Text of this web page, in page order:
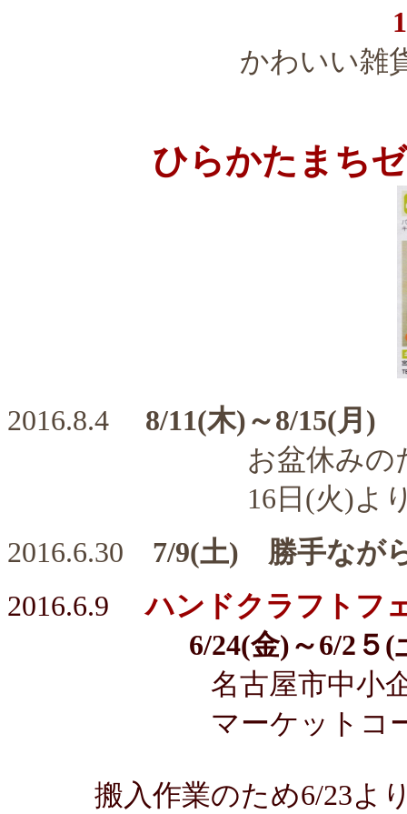
かわいい雑
ひらかたまち
2016.8.4 8/11(木)～8/15(月)
お盆休みのた
16日(火)より通常
2016.6.30 7/9(土) 勝手なが
2016.6.9ハンドクラフトフ
6/24(金)～6/2５
名古屋市中小企
マーケットコーナ
搬入作業のため6/23より